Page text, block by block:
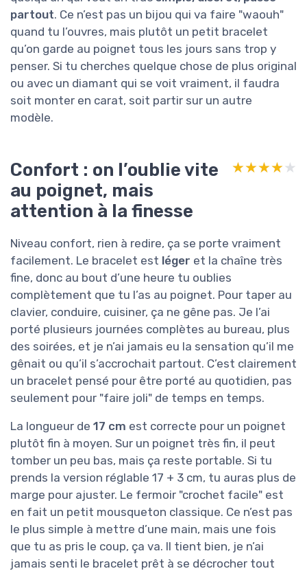
partout. Ce n’est pas un bijou qui va faire "waouh"
quand tu l’ouvres, mais plutôt un petit bracelet
qu’on garde au poignet tous les jours sans trop y
penser. Si tu cherches quelque chose de plus original
ou avec un diamant qui se voit vraiment, il faudra
soit monter en carat, soit partir sur un autre
modèle.
Confort : on l’oublie vite
au poignet, mais
attention à la finesse
★★★★★
★★★★★
Niveau confort, rien à redire, ça se porte vraiment
facilement. Le bracelet est léger et la chaîne très
fine, donc au bout d’une heure tu oublies
complètement que tu l’as au poignet. Pour taper au
clavier, conduire, cuisiner, ça ne gêne pas. Je l’ai
porté plusieurs journées complètes au bureau, plus
des soirées, et je n’ai jamais eu la sensation qu’il me
gênait ou qu’il s’accrochait partout. C’est clairement
un bracelet pensé pour être porté au quotidien, pas
seulement pour "faire joli" de temps en temps.
La longueur de 17 cm est correcte pour un poignet
plutôt fin à moyen. Sur un poignet très fin, il peut
tomber un peu bas, mais ça reste portable. Si tu
prends la version réglable 17 + 3 cm, tu auras plus de
marge pour ajuster. Le fermoir "crochet facile" est
en fait un petit mousqueton classique. Ce n’est pas
le plus simple à mettre d’une main, mais une fois
que tu as pris le coup, ça va. Il tient bien, je n’ai
jamais senti le bracelet prêt à se décrocher tout